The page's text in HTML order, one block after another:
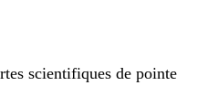
scientifiques de pointe